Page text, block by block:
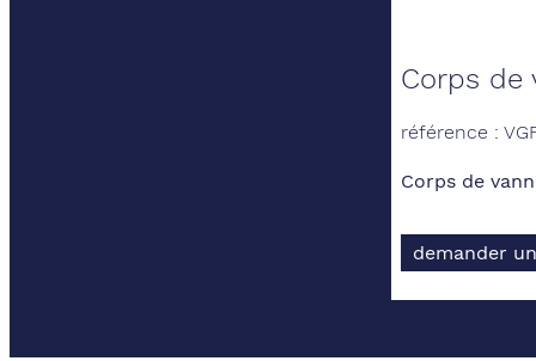
Corps de
référence :
Corps de
demander